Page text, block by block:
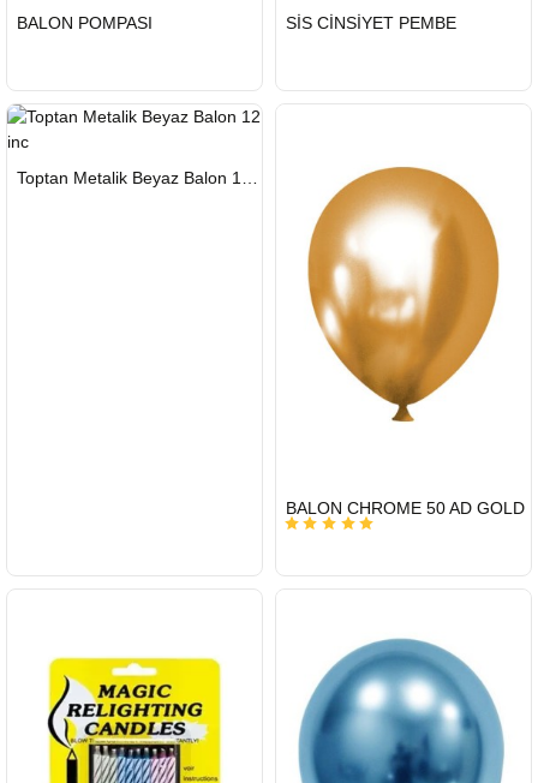
GÖNDERİ
BALON POMPASI
HIZLI
GÖNDERİ
SİS CİNSİYET PEMBE
GÖNDERİ
GÖNDERİ
BALON CHROME 50 AD GOLD